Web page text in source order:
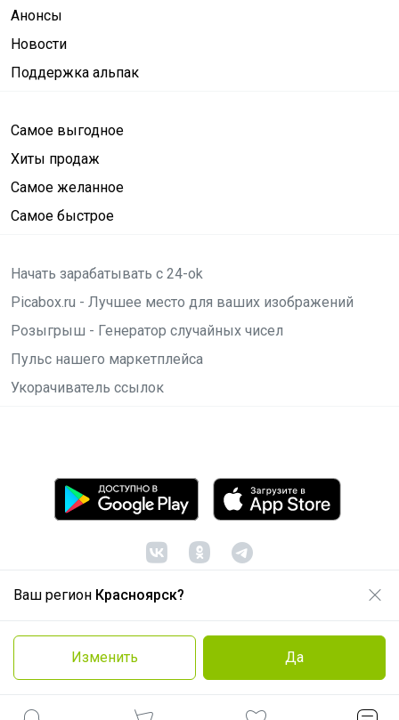
Ваш регион Красноярск?
Изменить Да
Анонсы
Новости
Поддержка альпак
Самое выгодное
Хиты продаж
Самое желанное
Самое быстрое
Начать зарабатывать с 24-ok
Picabox.ru - Лучшее место для ваших изображений
Розыгрыш - Генератор случайных чисел
Пульс нашего маркетплейса
Укорачиватель ссылок
© ООО "Лявита", ОГРН 1122468054070, 2012 -2026
Политика конфиденциальности
Cоглашение пользователя